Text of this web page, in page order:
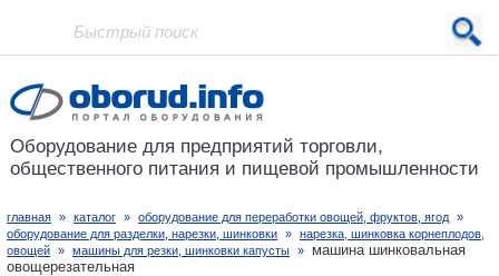
Проект основан в 2001 году
Оборудование для предприятий торговли,
общественного питания и пищевой промышленности
главная » каталог » оборудование для переработки овощей, фруктов, ягод »
оборудование для разделки, нарезки, шинковки » нарезка, шинковка корнеплодов,
овощей » машины для резки, шинковки капусты »
машина шинковальная
овощерезательная